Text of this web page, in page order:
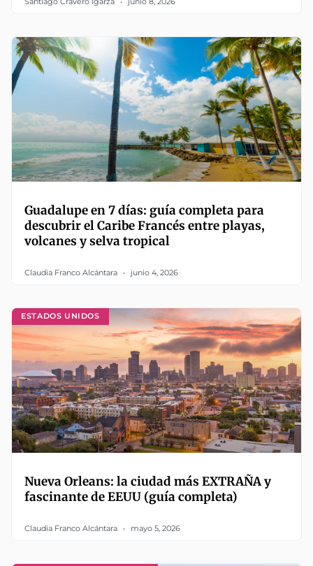
Guadalupe en 7 días: guía completa para
descubrir el Caribe Francés entre playas,
volcanes y selva tropical
Claudia Franco Alcántara junio 4, 2026
ESTADOS UNIDOS
Nueva Orleans: la ciudad más EXTRAÑA y
fascinante de EEUU (guía completa)
Claudia Franco Alcántara mayo 5, 2026